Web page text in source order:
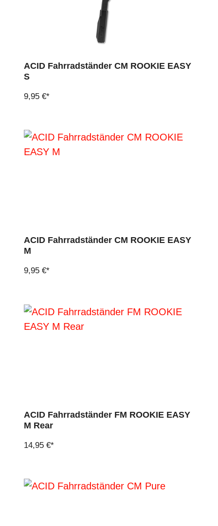
ACID Fahrradständer CM ROOKIE EASY
S
9,95 €*
ACID Fahrradständer CM ROOKIE EASY
M
9,95 €*
ACID Fahrradständer FM ROOKIE EASY
M Rear
14,95 €*